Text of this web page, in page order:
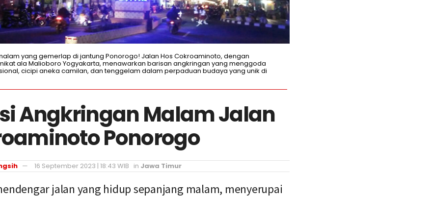
yang gemerlap di jantung Ponorogo! Jalan Hos Cokroaminoto, dengan
ala Malioboro Yogyakarta, menawarkan barisan angkringan yang menggoda
cicipi aneka camilan, dan tenggelam dalam perpaduan budaya yang unik di
Angkringan Malam Jalan
Ponorogo
16 September 2023 | 18:43 WIB in Jawa Timur
jalan yang hidup sepanjang malam, menyerupai